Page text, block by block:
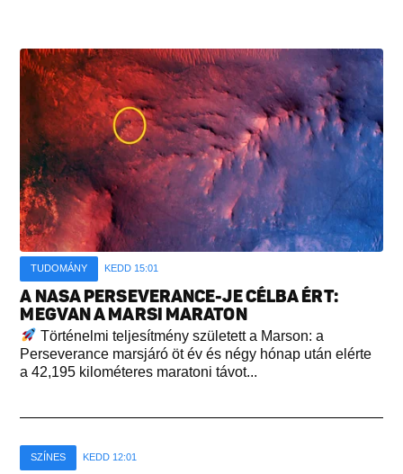
TUDOMÁNY KEDD 15:01
A NASA PERSEVERANCE-JE CÉLBA ÉRT:
MEGVAN A MARSI MARATON
Történelmi teljesítmény született a Marson: a
Perseverance marsjáró öt év és négy hónap után elérte
a 42,195 kilométeres maratoni távot...
SZÍNES KEDD 12:01